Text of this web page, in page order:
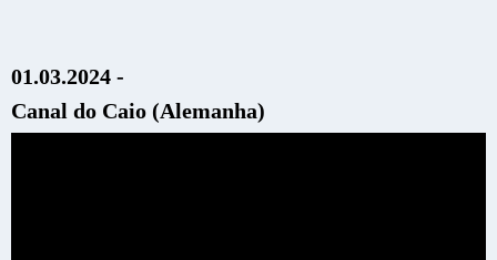
01.03.2024 -
Canal do Caio (Alemanha)